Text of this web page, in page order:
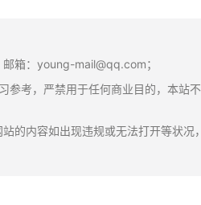
箱：young-mail@qq.com；
参考，严禁用于任何商业目的，本站不
的内容如出现违规或无法打开等状况，